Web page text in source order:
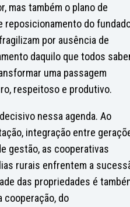
mas também o plano de
reposicionamento do
por ausência de
daquilo que todos
uma passagem
respeitoso e produtivo.
nessa agenda. Ao
integração entre
gestão, as cooperativas
rurais enfrentem a
das propriedades é
cooperação, do